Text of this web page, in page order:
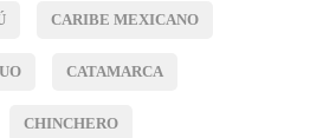
CARIBE MEXICANO
CATAMARCA
CHINCHERO